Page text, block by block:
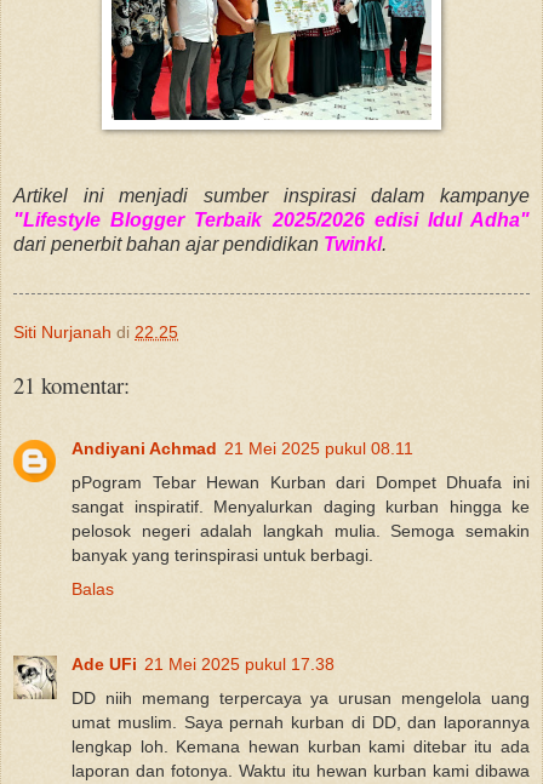
Artikel ini menjadi sumber inspirasi dalam kampanye
"Lifestyle Blogger Terbaik 2025/2026 edisi Idul Adha"
dari penerbit bahan ajar pendidikan Twinkl.
Siti Nurjanah di 22.25
21 komentar:
Andiyani Achmad 21 Mei 2025 pukul 08.11
pPogram Tebar Hewan Kurban dari Dompet Dhuafa ini
sangat inspiratif. Menyalurkan daging kurban hingga ke
pelosok negeri adalah langkah mulia. Semoga semakin
banyak yang terinspirasi untuk berbagi.
Balas
Ade UFi 21 Mei 2025 pukul 17.38
DD niih memang terpercaya ya urusan mengelola uang
umat muslim. Saya pernah kurban di DD, dan laporannya
lengkap loh. Kemana hewan kurban kami ditebar itu ada
laporan dan fotonya. Waktu itu hewan kurban kami dibawa